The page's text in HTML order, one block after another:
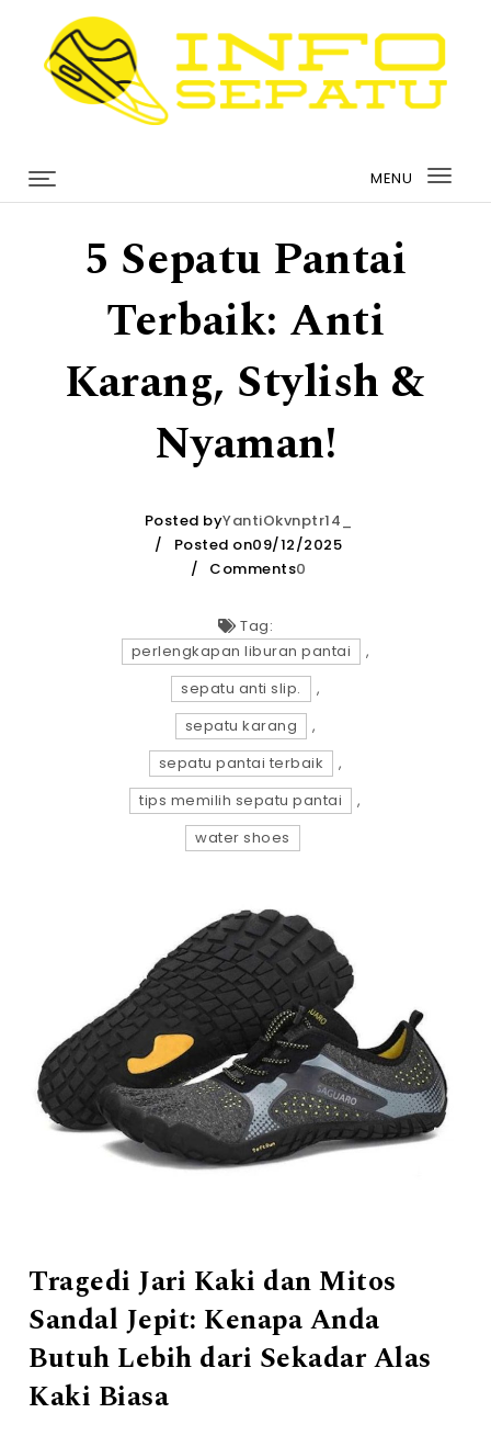
Skip to content
MENU
5 Sepatu Pantai
Terbaik: Anti
Karang, Stylish &
Nyaman!
Posted byYantiOkvnptr14_
Posted on09/12/2025
Comments0
Tag:
perlengkapan liburan pantai
,
sepatu anti slip.
,
sepatu karang
,
sepatu pantai terbaik
,
tips memilih sepatu pantai
,
water shoes
Tragedi Jari Kaki dan Mitos
Sandal Jepit: Kenapa Anda
Butuh Lebih dari Sekadar Alas
Kaki Biasa